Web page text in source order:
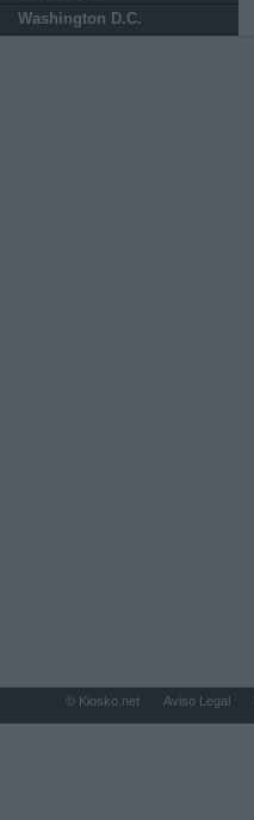
Washington D.C.
© Kiosko.net Aviso Legal